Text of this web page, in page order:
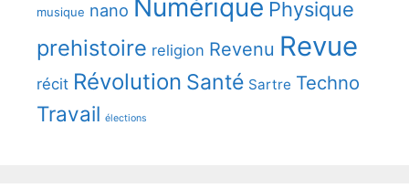
musique nano Numérique Physique
prehistoire religion Revenu Revue
récit Révolution Santé Sartre Techno
Travail élections